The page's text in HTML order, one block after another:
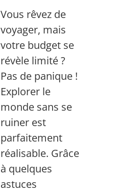
Vous rêvez de
voyager, mais
votre budget se
révèle limité ?
Pas de panique !
Explorer le
monde sans se
ruiner est
parfaitement
réalisable. Grâce
à quelques
astuces